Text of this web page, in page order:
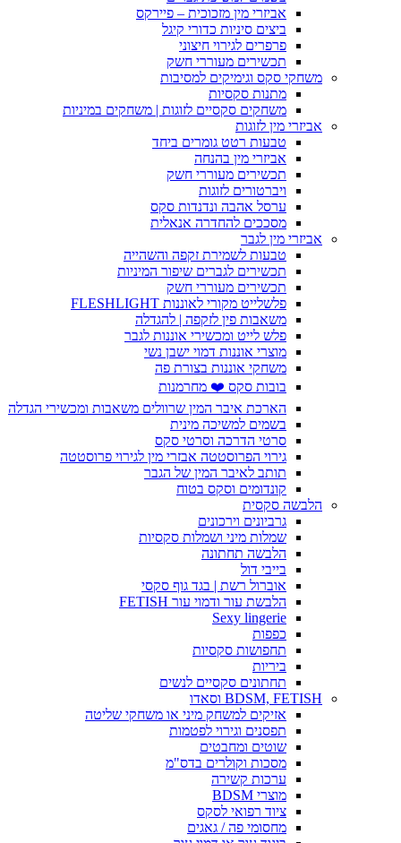
אביזרי מין מזכוכית – פיירקס
ביצים סיניות כדורי קיגל
פרפרים לגירוי חיצוני
תכשירים מעוררי חשק
משחקי סקס וגימיקים למסיבות
מתנות סקסיות
משחקים סקסיים לזוגות | משחקים במיניות
אביזרי מין לזוגות
טבעות רטט גומרים ביחד
אביזרי מין בהנחה
תכשירים מעוררי חשק
ויברטורים לזוגות
ערסל אהבה ונדנדות סקס
מסככים להחדרה אנאלית
אביזרי מין לגבר
טבעות לשמירת זקפה והשהייה
תכשירים לגברים שיפור המיניות
תכשירים מעוררי חשק
פלשלייט מקורי לאוננות FLESHLIGHT
משאבות פין לזקפה | להגדלה
פלש לייט ומכשירי אוננות לגבר
מוצרי אוננות דמוי ישבן נשי
משחקי אוננות בצורת פה
בובות סקס ❤️ מחרמנות
הארכת איבר המין שרוולים משאבות ומכשירי הגדלה
בשמים למשיכה מינית
סרטי הדרכה וסרטי סקס
גירוי הפרוסטטה אבזרי מין לגירוי פרוסטטה
תותב לאיבר המין של הגבר
קונדומים וסקס בטוח
הלבשה סקסית
גרביונים וירכונים
שמלות מיני ושמלות סקסיות
הלבשה תחתונה
בייבי דול
אוברול רשת | בגד גוף סקסי
הלבשת עור ודמוי עור FETISH
Sexy lingerie
כפפות
תחפושות סקסיות
ביריות
תחתונים סקסיים לנשים
BDSM, FETISH וסאדו
אזיקים למשחק מיני או משחקי שליטה
תפסנים וגירוי לפטמות
שוטים ומחבטים
מסכות וקולרים בדס"מ
ערכות קשירה
מוצרי BDSM
ציוד רפואי לסקס
מחסומי פה / גאגים